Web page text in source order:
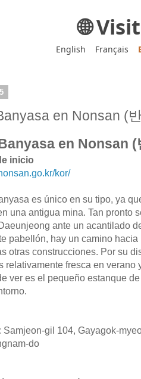
🌐
English Français
en Nonsan (
en Nonsan (
inicio
kor/
es único en su tipo, ya
una antigua mina. Tan pronto
ante un acantilado
pabellón, hay un camino
otras construcciones. Por su
relativamente fresca en verano
ver es el pequeño estanque
Samjeon-gil 104, Gayagok-
do